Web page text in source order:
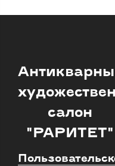
салон
"РАРИТЕТ"